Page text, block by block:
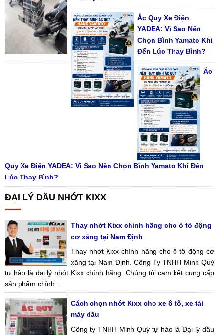
Ắc Quy Xe Điện
YADEA: Vì Sao Nên
Chọn Bình Yamato Khi
Đến Lúc Thay Bình?
Ắc
Quy Xe Điện YADEA: Vì Sao Nên Chọn Bình Yamato Khi Đến
Lúc Thay Bình?
ĐẠI LÝ DẦU NHỚT KIXX
Thay nhớt Kixx chính hãng cho ô tô động
cơ xăng tại Nam Định
Thay nhớt Kixx chính hãng cho ô tô động cơ
xăng tại Nam Định. Công Ty TNHH Minh Quý
tự hào là đại lý nhớt Kixx chính hãng. Chúng tôi cam kết cung cấp
sản phẩm chính...
Cách chọn nhớt Kixx cho xe ô tô, xe tải
máy dầu
Công ty TNHH Minh Quý tự hào là Đại lý dầu